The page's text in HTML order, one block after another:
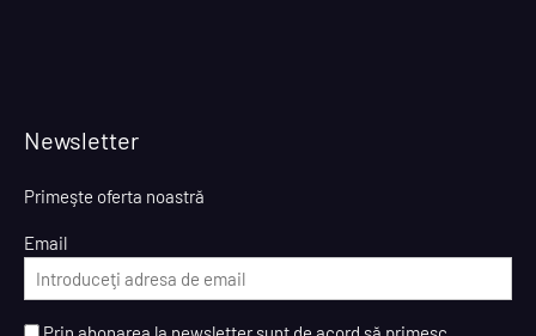
Newsletter
Primeşte oferta noastră
Email